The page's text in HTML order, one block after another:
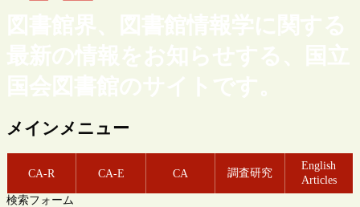
図書館界、図書館情報学に関する
最新の情報をお知らせする、国立
国会図書館のサイトです。
メインメニュー
CA-R CA-E CA 調査研究
English
Articles
検索フォーム